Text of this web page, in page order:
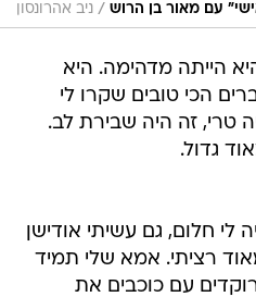
עם מאור בן הרוש / ניב אהרונסון
הייתה מדהימה. היא
הכי טובים שקרו לי
טרי, זה היה שבירת לב.
גדול.
לי חלום, גם עשיתי אודישן
רציתי. אמא שלי תמיד
עם כוכבים את